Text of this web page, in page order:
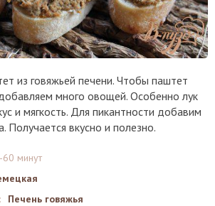
из говяжьей печени. Чтобы паштет
много овощей. Особенно лук
и мягкость. Для пикантности добавим
Получается вкусно и полезно.
60 минут
Печень говяжья